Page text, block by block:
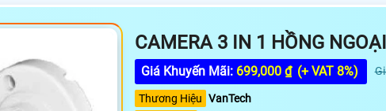
CAMERA 3 IN 1 HỒNG
Giá Khuyến Mãi: 699,000 ₫ (+ VAT 8%)
Thương Hiệu VanTech